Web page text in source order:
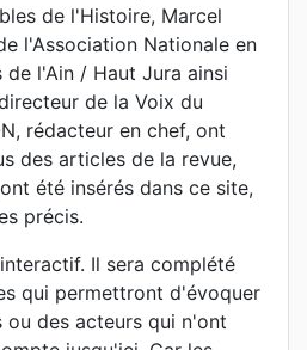
de l'Histoire, Marcel
l'Association Nationale en
de l'Ain / Haut Jura ainsi
de la Voix du
rédacteur en chef, ont
des articles de la revue,
été insérés dans ce site,
précis.
Il sera complété
qui permettront d'évoquer
ou des acteurs qui n'ont